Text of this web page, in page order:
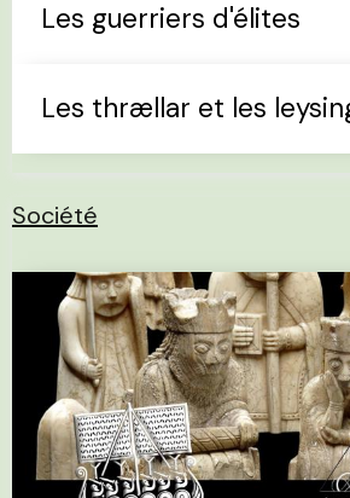
Les guerriers d'élites
Les thrællar et les
Société